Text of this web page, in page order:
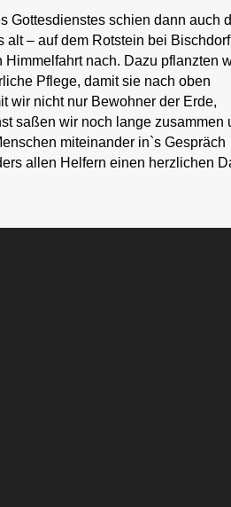
Gottesdienstes schien dann auch
– auf dem Rotstein bei Bischdorf
nach. Dazu pflanzten
Pflege, damit sie nach oben
wir nicht nur Bewohner der Erde,
saßen wir noch lange zusammen
miteinander in`s Gespräch
allen Helfern einen herzlichen